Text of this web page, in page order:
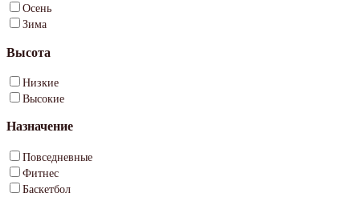
Осень
Зима
Высота
Низкие
Высокие
Назначение
Повседневные
Фитнес
Баскетбол